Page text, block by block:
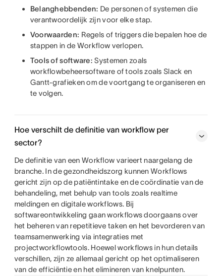
Belanghebbenden: De personen of systemen die
verantwoordelijk zijn voor elke stap.
Voorwaarden: Regels of triggers die bepalen hoe de
stappen in de Workflow verlopen.
Tools of software: Systemen zoals
workflowbeheersoftware of tools zoals Slack en
Gantt-grafieken om de voortgang te organiseren en
te volgen.
Hoe verschilt de definitie van workflow per
sector?
De definitie van een Workflow varieert naargelang de
branche. In de gezondheidszorg kunnen Workflows
gericht zijn op de patiëntintake en de coördinatie van de
behandeling, met behulp van tools zoals realtime
meldingen en digitale workflows. Bij
softwareontwikkeling gaan workflows doorgaans over
het beheren van repetitieve taken en het bevorderen van
teamsamenwerking via integraties met
projectworkflowtools. Hoewel workflows in hun details
verschillen, zijn ze allemaal gericht op het optimaliseren
van de efficiëntie en het elimineren van knelpunten.